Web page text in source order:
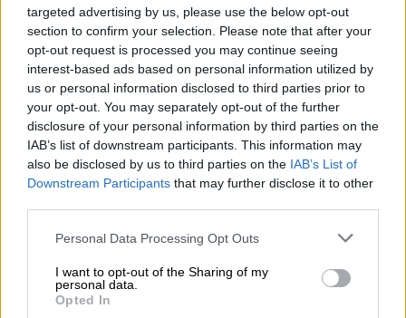
targeted advertising by us, please use the below opt-out
section to confirm your selection. Please note that after your
opt-out request is processed you may continue seeing
interest-based ads based on personal information utilized by
us or personal information disclosed to third parties prior to
your opt-out. You may separately opt-out of the further
disclosure of your personal information by third parties on the
IAB’s list of downstream participants. This information may
also be disclosed by us to third parties on the IAB’s List of
Downstream Participants that may further disclose it to other
Please note that this website/app uses one or more Google
not limited to your visit or usage behaviour. You may click to
grant or deny consent to Google and its third-party tags to
use your data for below specified purposes in below Google
Personal Data Processing Opt Outs
I want to opt-out of the Sharing of my
personal data.
Opted In
Πολιτική|14.06.2019 20:06
Εκλογές 2019: Υποψήφιος με τον ΣΥΡΙΖΑ
ο Τέρενς Κουίκ
Από τους ΑΝΕΛ στον ΣΥΡΙΖΑ